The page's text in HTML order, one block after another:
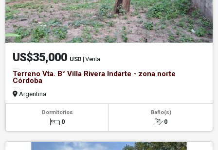
US$35,000 USD | Venta
Terreno Vta. B° Villa Rivera Indarte - zona norte
Córdoba
Argentina
Dormitorios
0
Baño(s)
0